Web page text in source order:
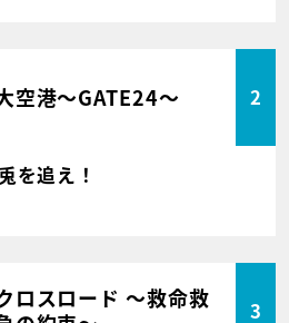
空港～GATE24～ 2
を追え！
ロスロード ～救命救
3